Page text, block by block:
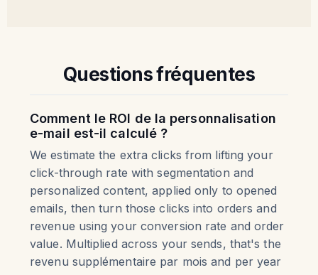
Questions fréquentes
Comment le ROI de la personnalisation
e-mail est-il calculé ?
We estimate the extra clicks from lifting your
click-through rate with segmentation and
personalized content, applied only to opened
emails, then turn those clicks into orders and
revenue using your conversion rate and order
value. Multiplied across your sends, that's the
revenu supplémentaire par mois and per year